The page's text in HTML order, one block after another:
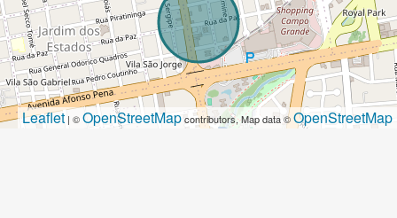
Leaflet | ©OpenStreetMapcontributors, Map data ©OpenStreetMap